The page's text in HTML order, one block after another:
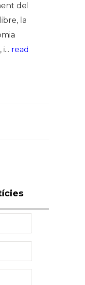
del
la
read